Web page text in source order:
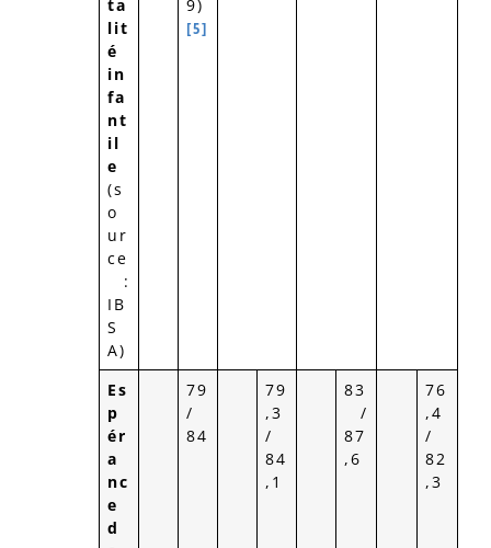
ta
lit
é
in
fa
nt
il
e
(s
o
ur
ce
:
IB
S
A)
9)
[5]
Es
p
ér
a
nc
e
d
79
/
84
79
,3
/
84
,1
83
/
87
,6
76
,4
/
82
,3